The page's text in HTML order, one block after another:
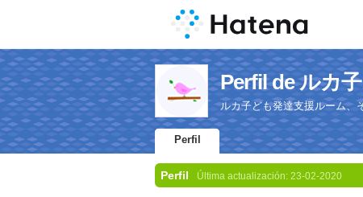
Perfil de ルカ
ルカ子ども発達支援ルーム、
Perfil
Perfil Última actualización: 23-02-2020